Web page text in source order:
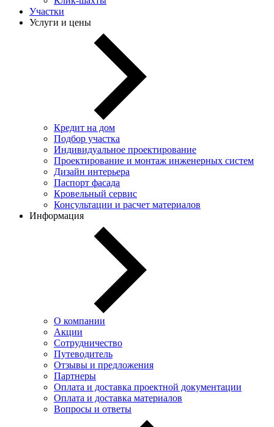
Участки
Услуги и цены
Кредит на дом
Подбор участка
Индивидуальное проектирование
Проектирование и монтаж инженерных систем
Дизайн интерьера
Паспорт фасада
Кровельный сервис
Консультации и расчет материалов
Информация
О компании
Акции
Сотрудничество
Путеводитель
Отзывы и предложения
Партнеры
Оплата и доставка проектной документации
Оплата и доставка материалов
Вопросы и ответы